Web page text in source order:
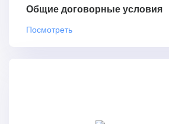
Общие договорные условия
Посмотреть